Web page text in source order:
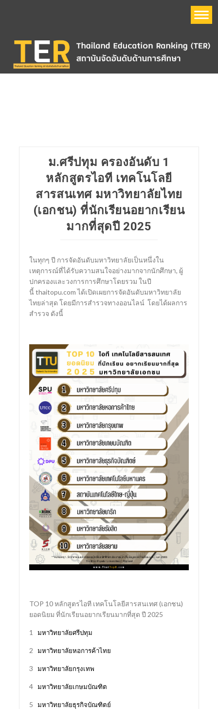
QS World University Ranking
The Times Higher Education World University Ranking
(THE)
SCImago Institutions Ranking (SIR)
ม.ศรีปทุม ครองอันดับ 1
หลักสูตรไอที เทคโนโลยี
สารสนเทศ มหาวิทยาลัยไทย
(เอกชน) ที่นักเรียนอยากเรียน
มากที่สุดปี 2025
ในทุกๆ ปี การจัดอันดับมหาวิทยาลัยเป็นหนึ่งใน
เหตุการณ์ที่ได้รับความสนใจอย่างมากจากนักศึกษา, ผู้
ปกครองและวงการการศึกษาโดยรวม ในปี
นี้ thaitopu.com ได้เปิดเผยการจัดอันดับมหาวิทยาลัย
ไทยล่าสุด โดยมีการสำรวจทางออนไลน์ โดยได้ผลการ
สำรวจ ดังนี้
TOP 10 หลักสูตรไอที เทคโนโลยีสารสนเทศ (เอกชน)
ยอดนิยม ที่นักเรียนอยากเรียนมากที่สุด ปี 2025
1 มหาวิทยาลัยศรีปทุม
2 มหาวิทยาลัยหอการค้าไทย
3 มหาวิทยาลัยกรุงเทพ
4 มหาวิทยาลัยเกษมบัณฑิต
5 มหาวิทยาลัยธุรกิจบัณฑิตย์